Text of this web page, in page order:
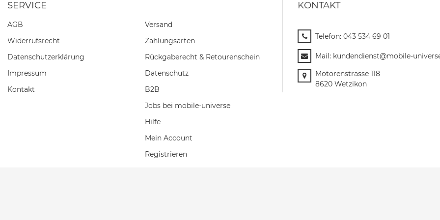
SERVICE
AGB
Widerrufs­recht
Daten­schutz­erklärung
Impressum
Kontakt
Versand
Zahlungsarten
Rückgaberecht & Retourenschein
Datenschutz
B2B
Jobs bei mobile-universe
Hilfe
Mein Account
Registrieren
KONTAKT
Telefon: 043 534 69 01
Mail: kundendienst@mobile-
Motorenstrasse 118
8620 Wetzikon